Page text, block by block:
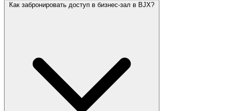
Как забронировать доступ в бизнес-зал в BJX?